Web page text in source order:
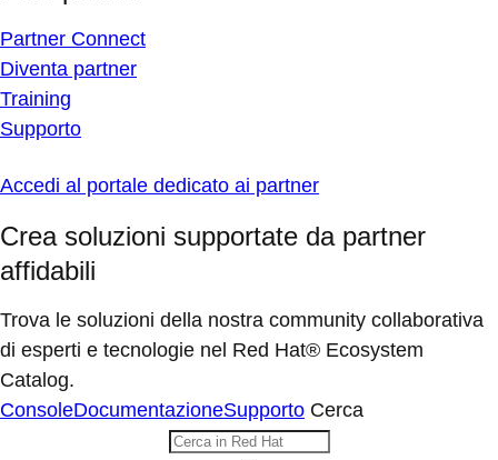
Partner Connect
Diventa partner
Training
Supporto
Accedi al portale dedicato ai partner
Crea soluzioni supportate da partner
affidabili
Trova le soluzioni della nostra community collaborativa
di esperti e tecnologie nel Red Hat® Ecosystem
Catalog.
ConsoleDocumentazioneSupporto Cerca